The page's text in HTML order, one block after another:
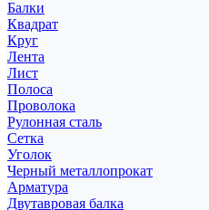
Балки
Квадрат
Круг
Лента
Лист
Полоса
Проволока
Рулонная сталь
Сетка
Уголок
Черный металлопрокат
Арматура
Двутавровая балка